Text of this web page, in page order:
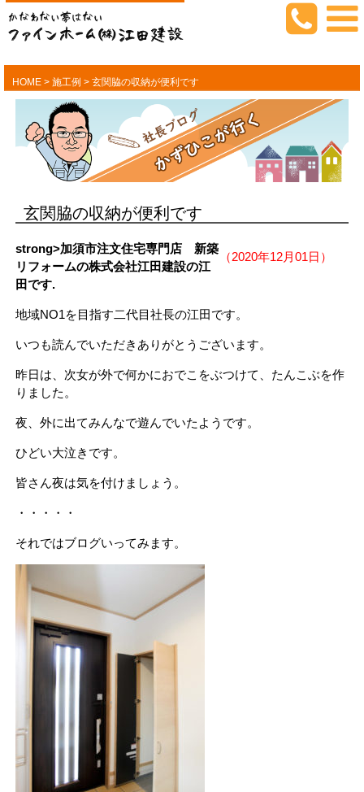
HOME > 施工例 > 玄関脇の収納が便利です
玄関脇の収納が便利です
（2020年12月01日）
strong>加須市注文住宅専門店 新築
リフォームの株式会社江田建設の江
田です.
地域NO1を目指す二代目社長の江田です。
いつも読んでいただきありがとうございます。
昨日は、次女が外で何かにおでこをぶつけて、たんこぶを作
りました。
夜、外に出てみんなで遊んでいたようです。
ひどい大泣きです。
皆さん夜は気を付けましょう。
・・・・・
それではブログいってみます。